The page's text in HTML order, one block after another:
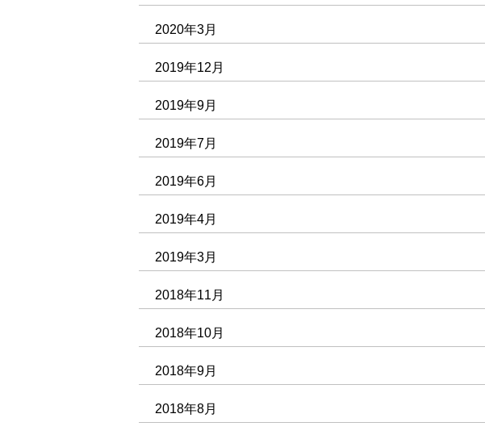
2020年3月
2019年12月
2019年9月
2019年7月
2019年6月
2019年4月
2019年3月
2018年11月
2018年10月
2018年9月
2018年8月